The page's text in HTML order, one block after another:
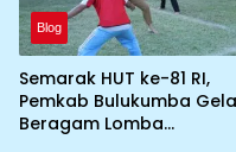
Blog
Semarak HUT ke-81 RI,
Pemkab Bulukumba
Beragam Lomba